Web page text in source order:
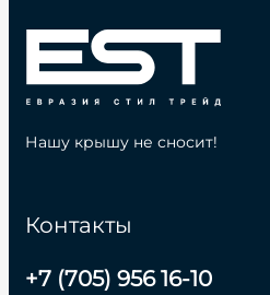
Контакты
+7 (705) 956 16-10
Нашу крышу не сносит!